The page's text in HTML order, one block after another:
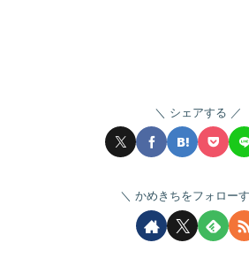
シェアする
かめきちをフォロー